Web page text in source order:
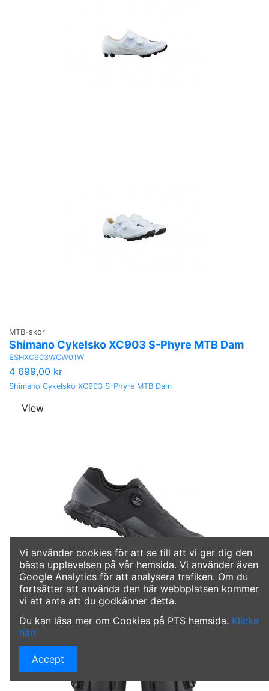
MTB-skor
Shimano Cykelsko XC903 S-Phyre MTB Dam
ESHXC903WCW01W
4 699,00 kr
Shimano Cykelsko XC903 S-Phyre MTB Dam
View
Vi använder cookies för att se till att vi ger dig den
bästa upplevelsen på vår hemsida. Vi använder även
Google Analytics för att analysera trafiken. Om du
fortsätter att använda den här webbplatsen kommer
vi att anta att du godkänner detta.
Du kan läsa mer om Cookies på PTS hemsida. Klicka
här!
Accept